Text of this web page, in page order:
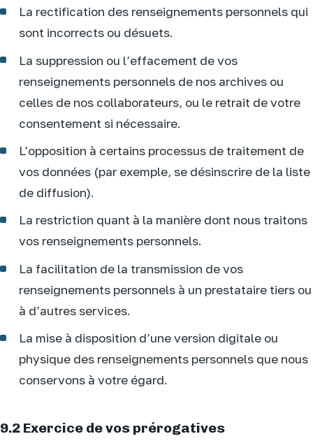
La rectification des renseignements personnels qui
sont incorrects ou désuets.
La suppression ou l’effacement de vos
renseignements personnels de nos archives ou
celles de nos collaborateurs, ou le retrait de votre
consentement si nécessaire.
L’opposition à certains processus de traitement de
vos données (par exemple, se désinscrire de la liste
de diffusion).
La restriction quant à la manière dont nous traitons
vos renseignements personnels.
La facilitation de la transmission de vos
renseignements personnels à un prestataire tiers ou
à d’autres services.
La mise à disposition d’une version digitale ou
physique des renseignements personnels que nous
conservons à votre égard.
9.2 Exercice de vos prérogatives